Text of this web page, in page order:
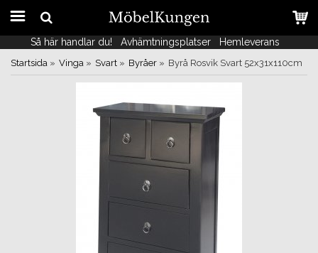
Så här handlar du! Avhämtningsplatser Hemleverans
Så här handlar du! Avhämtningsplatser Hemleverans
Startsida » Vinga » Svart » Byråer » Byrå Rosvik Svart 52x31x110cm